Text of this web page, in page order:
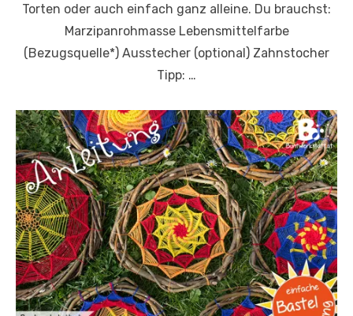
Torten oder auch einfach ganz alleine. Du brauchst:
Marzipanrohmasse Lebensmittelfarbe
(Bezugsquelle*) Ausstecher (optional) Zahnstocher
Tipp: …